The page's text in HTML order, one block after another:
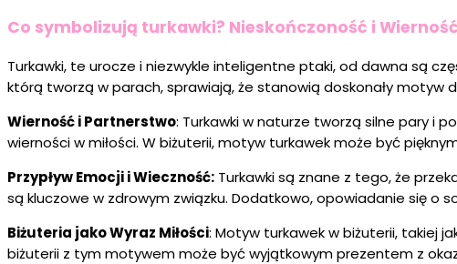
Co symbolizują turkawki? Nieskończoność i Wierność
Turkawki, te urocze i niezwykle inteligentne ptaki, od dawna są
którą tworzą w parach, sprawiają, że stanowią doskonały motyw
Wierność i Partnerstwo: Turkawki w naturze tworzą silne pary i
wierności w miłości. W biżuterii, motyw turkawek może być
Przypływ Emocji i Wieczność: Turkawki są znane z tego, że
są kluczowe w zdrowym związku. Dodatkowo, opowiadanie się o
Biżuteria jako Wyraz Miłości: Motyw turkawek w biżuterii, takiej
biżuterii z tym motywem może być wyjątkowym prezentem z